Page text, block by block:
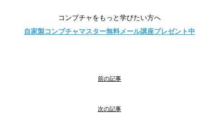
コンブチャをもっと学びたい方へ
自家製コンブチャマスター無料メール講座プレゼント中
前の記事
次の記事